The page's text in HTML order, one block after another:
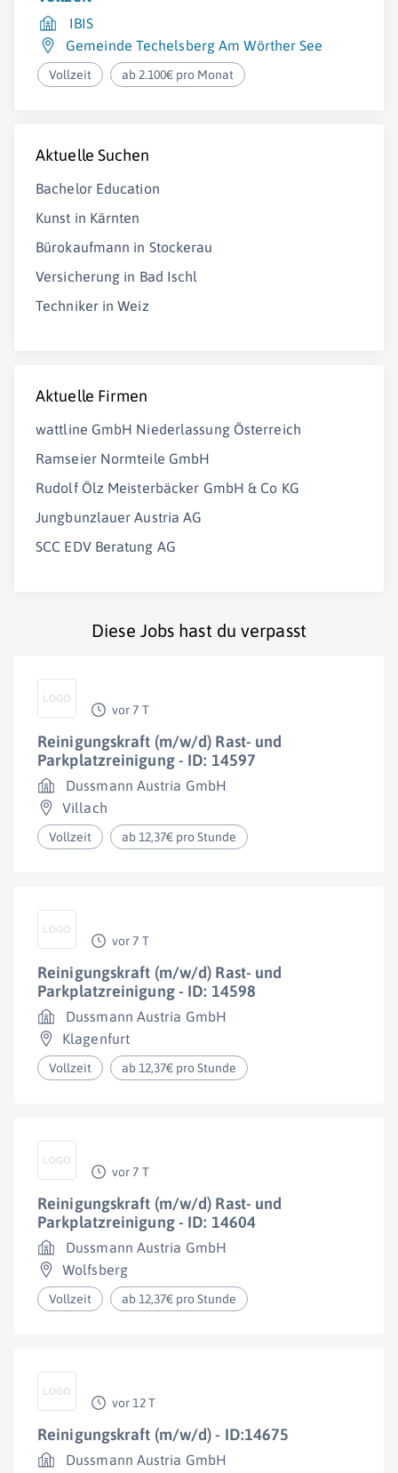
IBIS
Gemeinde Techelsberg Am Wörther See
Vollzeit ab 2.100€ pro Monat
Aktuelle Suchen
Bachelor Education
Kunst in Kärnten
Bürokaufmann in Stockerau
Versicherung in Bad Ischl
Techniker in Weiz
Aktuelle Firmen
wattline GmbH Niederlassung Österreich
Ramseier Normteile GmbH
Rudolf Ölz Meisterbäcker GmbH & Co KG
Jungbunzlauer Austria AG
SCC EDV Beratung AG
Diese Jobs hast du verpasst
vor 7 T
Reinigungskraft (m/w/d) Rast- und
Parkplatzreinigung - ID: 14597
Dussmann Austria GmbH
Villach
Vollzeit ab 12,37€ pro Stunde
vor 7 T
Reinigungskraft (m/w/d) Rast- und
Parkplatzreinigung - ID: 14598
Dussmann Austria GmbH
Klagenfurt
Vollzeit ab 12,37€ pro Stunde
vor 7 T
Reinigungskraft (m/w/d) Rast- und
Parkplatzreinigung - ID: 14604
Dussmann Austria GmbH
Wolfsberg
Vollzeit ab 12,37€ pro Stunde
vor 12 T
Reinigungskraft (m/w/d) - ID:14675
Dussmann Austria GmbH